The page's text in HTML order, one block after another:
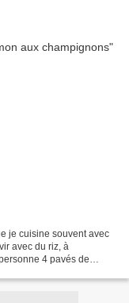
je cuisine souvent avec
avec du riz, à
4 pavés de